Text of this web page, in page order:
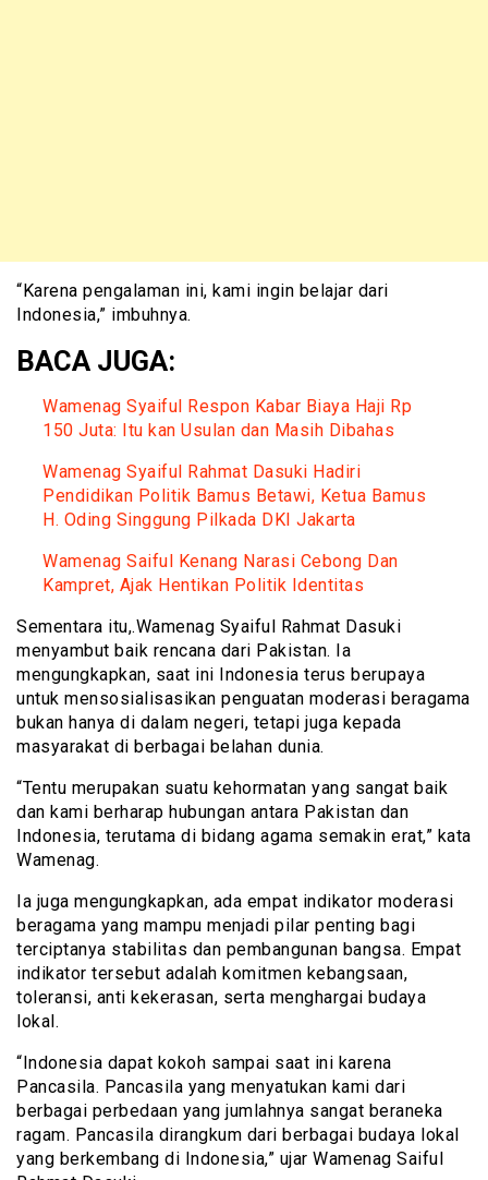
“Karena pengalaman ini, kami ingin belajar dari
Indonesia,” imbuhnya.
BACA JUGA:
Wamenag Syaiful Respon Kabar Biaya Haji Rp
150 Juta: Itu kan Usulan dan Masih Dibahas
Wamenag Syaiful Rahmat Dasuki Hadiri
Pendidikan Politik Bamus Betawi, Ketua Bamus
H. Oding Singgung Pilkada DKI Jakarta
Wamenag Saiful Kenang Narasi Cebong Dan
Kampret, Ajak Hentikan Politik Identitas
Sementara itu,.Wamenag Syaiful Rahmat Dasuki
menyambut baik rencana dari Pakistan. Ia
mengungkapkan, saat ini Indonesia terus berupaya
untuk mensosialisasikan penguatan moderasi beragama
bukan hanya di dalam negeri, tetapi juga kepada
masyarakat di berbagai belahan dunia.
“Tentu merupakan suatu kehormatan yang sangat baik
dan kami berharap hubungan antara Pakistan dan
Indonesia, terutama di bidang agama semakin erat,” kata
Wamenag.
Ia juga mengungkapkan, ada empat indikator moderasi
beragama yang mampu menjadi pilar penting bagi
terciptanya stabilitas dan pembangunan bangsa. Empat
indikator tersebut adalah komitmen kebangsaan,
toleransi, anti kekerasan, serta menghargai budaya
lokal.
“Indonesia dapat kokoh sampai saat ini karena
Pancasila. Pancasila yang menyatukan kami dari
berbagai perbedaan yang jumlahnya sangat beraneka
ragam. Pancasila dirangkum dari berbagai budaya lokal
yang berkembang di Indonesia,” ujar Wamenag Saiful